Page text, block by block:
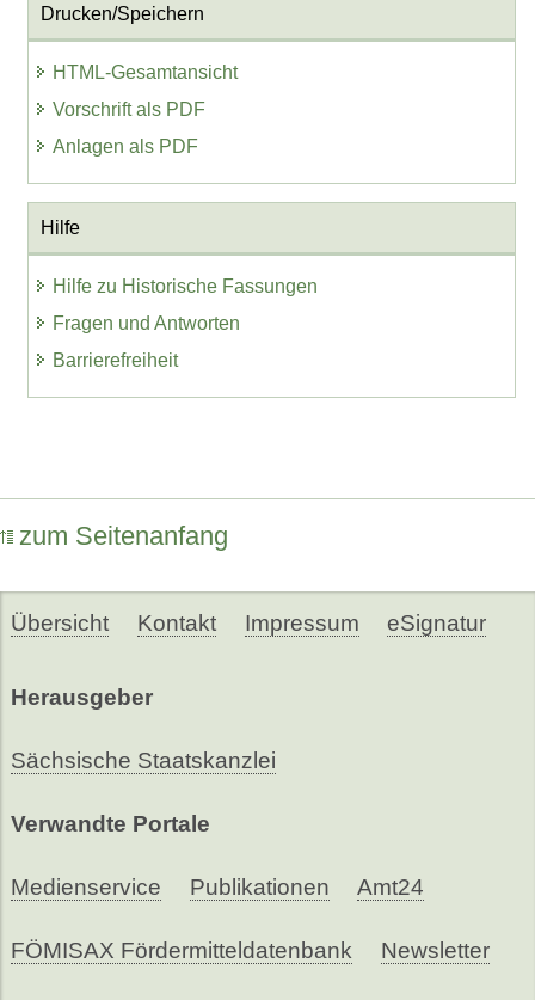
Drucken/Speichern
HTML-Gesamtansicht
Vorschrift als PDF
Anlagen als PDF
Hilfe
Hilfe zu Historische Fassungen
Fragen und Antworten
Barrierefreiheit
zum Seitenanfang
Übersicht Kontakt Impressum eSignatur
Herausgeber
Sächsische Staatskanzlei
Verwandte Portale
Medienservice Publikationen Amt24
FÖMISAX Fördermitteldatenbank Newsletter